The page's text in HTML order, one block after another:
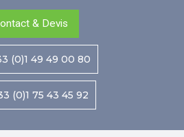
& Devis
(0)1 49 49 00 80
(0)1 75 43 45 92